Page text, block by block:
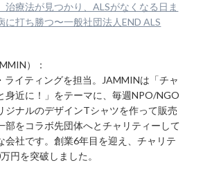
治療法が見つかり、ALSがなくなる日ま
に打ち勝つ〜一般社団法人END ALS
）：
ライティングを担当。JAMMINは「チャ
身近に！」をテーマに、毎週NPO/NGO
ジナルのデザインTシャツを作って販売
部をコラボ先団体へとチャリティーして
会社です。創業6年目を迎え、チャリテ
円を突破しました。